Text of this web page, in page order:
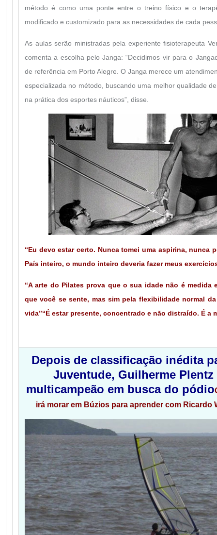
método é como uma ponte entre o treino físico e o
modificado e customizado para as necessidades de cada
As aulas serão ministradas pela experiente fisioterapeuta
comenta a escolha pelo Janga: “Decidimos vir para o
de referência em Porto Alegre. O Janga merece um
especializada no método, buscando uma melhor qualidade
na prática dos esportes náuticos”, disse.
“Eu devo estar certo. Nunca tomei uma aspirina, nunca
País inteiro, o mundo inteiro deveria fazer meus
“A arte do Pilates prova que o sua idade não é medida
que você se sente, mas sim pela flexibilidade normal
vida”“É estar presente, concentrado e não distraído. É a
Depois de classificação inédita
Juventude, Guilherme
multicampeão em busca do pódio
irá morar em Búzios para aprender com Ricardo